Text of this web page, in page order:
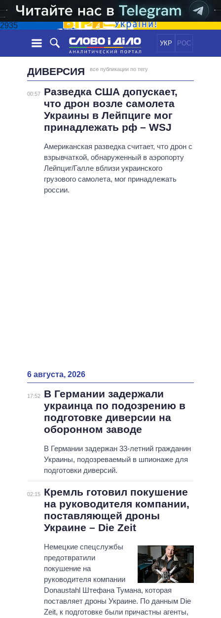
2935
УКР РОС
НОВОСТИ
ЛЕНТА
СОБЫТИЯ
СТАТЬИ
МНЕНИЯ
ОБЗОРЫ
ДАЙДЖЕСТЫ
ПОЛИТИКА
ЭКОНОМИКА
ОБЩЕСТВО
МИР
ОБЕЩАНИЯ
ПОЛИТИКИ
ПРЕЗИДЕНТ И ОФИС
ВЕРХОВНАЯ РАДА
КАБИНЕТ МИНИСТРОВ
ГЛАВЫ ОБЛАДМИНИСТРАЦИЙ
ИНФОГРАФИКА
ВИДЕО
ПОДДЕРЖАТЬ
ДИВЕРСИЯ все публикации по тегу
00:57
Разведка США допускает,
что дрон возле самолета
Украины в Лейпциге мог
принадлежать рф – WSJ
Американская разведка считает, что дрон с
взрывчаткой, обнаруженный в аэропорту
Лейпциг/Галле вблизи украинского
грузового самолета, мог принадлежать
россии.
6 августа, 2026
17:52
В Германии задержали
украинца по подозрению в
подготовке диверсии на
оборонном заводе
В Германии задержан 33-летний гражданин
Украины, подозреваемый в шпионаже для
подготовки диверсий.
02:15
Кремль готовил покушение
на руководителя компании,
поставляющей дроны
Украине – Die Zeit
Немецкие спецслужбы
предотвратили
покушение на
руководителя компании
Donaustahl Штефана Тумана, которая
поставляет дроны Украине. По данным Die
Zeit, к подготовке были причастны агенты,